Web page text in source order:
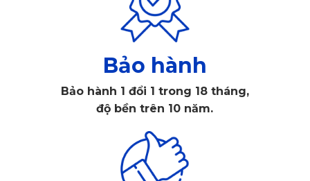
Bảo hành
Bảo hành 1 đổi 1 trong 18 tháng,
độ bền trên 10 năm.